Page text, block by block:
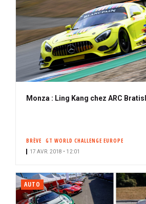
Monza : Ling Kang chez ARC
BRÈVE GT WORLD CHALLENGE EUROPE
17 AVR. 2018 • 12:01
AUTO